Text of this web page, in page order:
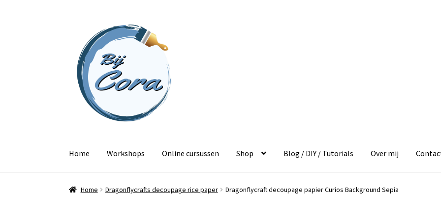
naar
navigatie
inhoud
Home Workshops Online cursussen Shop Blog / DIY / Tutorials Over mij
Home Dragonflycrafts decoupage rice paper Dragonflycraft decoupage papier Curios Background Sepia